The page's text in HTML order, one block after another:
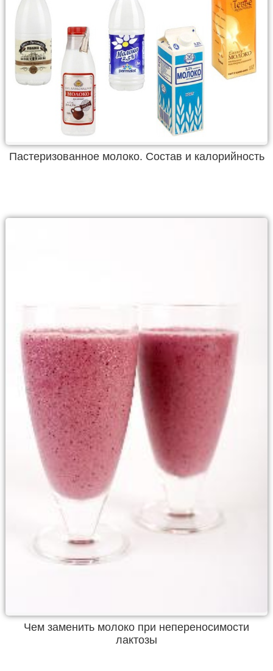
Пастеризованное молоко. Состав и калорийность
Чем заменить молоко при непереносимости
лактозы